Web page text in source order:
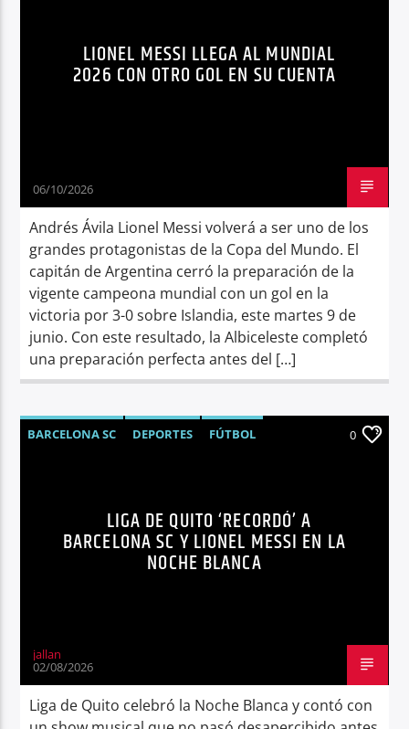
LIONEL MESSI LLEGA AL MUNDIAL
2026 CON OTRO GOL EN SU CUENTA
06/10/2026
Andrés Ávila Lionel Messi volverá a ser uno de los
grandes protagonistas de la Copa del Mundo. El
capitán de Argentina cerró la preparación de la
vigente campeona mundial con un gol en la
victoria por 3-0 sobre Islandia, este martes 9 de
junio. Con este resultado, la Albiceleste completó
una preparación perfecta antes del […]
BARCELONA SC DEPORTES
FÚTBOL
0
LIGA DE QUITO ‘RECORDÓ’ A
BARCELONA SC Y LIONEL MESSI EN LA
NOCHE BLANCA
jallan
02/08/2026
Liga de Quito celebró la Noche Blanca y contó con